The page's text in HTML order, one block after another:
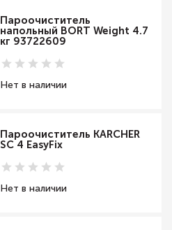
Пароочиститель
напольный BORT Weight 4.7
кг 93722609
Нет в наличии
Пароочиститель KARCHER
SC 4 EasyFix
Нет в наличии